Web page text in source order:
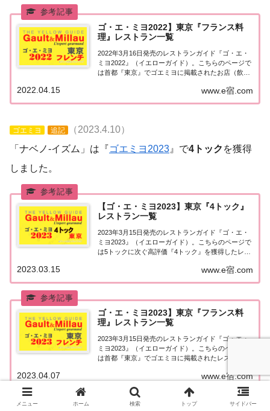
ゴ・エ・ミヨ2022】東京『フランス料
理』レストラン一覧
2022年3月16日発売のレストランガイド『ゴ・エ・
ミヨ2022』（イエローガイド）。こちらのページで
は首都『東京』でゴエミヨに掲載されたお店（飲食
チ）」のお店を一覧にまとめました。ゴエミヨ
2022『東京』フレンチ関東「東京エリア」で「...
www.e宿.com
2022.04.15
ゴエミヨ 追記
（2023.4.10）
「ナベノ-イズム」は『ゴエミヨ2023』で4トック を獲得
しました。
【ゴ・エ・ミヨ2023】東京『4トック』
レストラン一覧
2023年3月15日発売のレストランガイド『ゴ・エ・
ミヨ2023』（イエローガイド）。こちらのページで
は5トックに次ぐ高評価『4トック』を獲得したレス
めました。ゴエミヨ2023『4トック』東京関東「東
京エリア」で「ゴ・エ・ミヨ2023...
www.e宿.com
2023.03.15
ゴ・エ・ミヨ2023】東京『フランス料
理』レストラン一覧
2023年3月15日発売のレストランガイド『ゴ・エ・
ミヨ2023』（イエローガイド）。こちらのページで
は首都『東京』でゴエミヨに掲載されたレストラン
にまとめました。ゴエミヨ2023『東京』フレンチ関
東「東京エリア」で「ゴ・エ・ミヨ20...
www.e宿.com
2023.04.07
メニュー ホーム 検索 トップ サイドバー